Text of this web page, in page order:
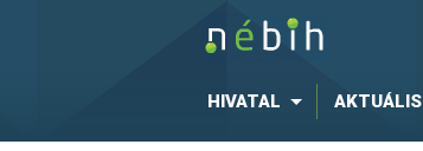
HIVATAL AKTUÁLIS